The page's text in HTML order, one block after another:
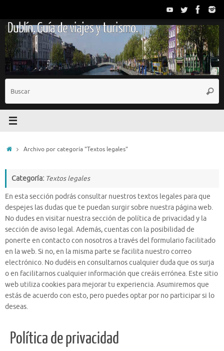
contenido
Dublín. Guía de viajes y turismo.
InicioArchivo por categoría "Textos legales"
Categoría: Textos legales
En esta sección podrás consultar nuestros textos legales para que
despejes las dudas que te puedan surgir sobre nuestra página web.
No dudes en visitar nuestra sección de política de privacidad y la
sección de aviso legal. Además, cuentas con la posibilidad de
ponerte en contacto con nosotros a través del formulario facilitado
en la web. Si no, en la misma parte se facilita nuestro correo
electrónico. No dudéis en consultarnos cualquier duda que os surja
o en facilitarnos cualquier información que creáis errónea. Este sitio
web utiliza cookies para mejorar tu experiencia. Asumiremos que
estás de acuerdo con esto, pero puedes optar por no participar si lo
deseas.
Política de privacidad